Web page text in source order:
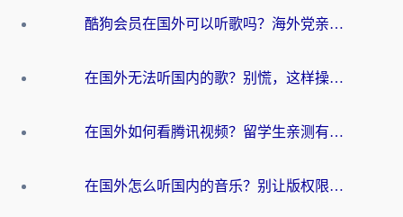
酷狗会员在国外可以听歌吗？海外党亲测有效：3步解决音乐权限难题
在国外无法听国内的歌？别慌，这样操作就能畅听QQ音乐（附亲测加速器推荐）
在国外如何看腾讯视频？留学生亲测有效的回国加速方案
在国外怎么听国内的音乐？别让版权限制断了你的华语歌单